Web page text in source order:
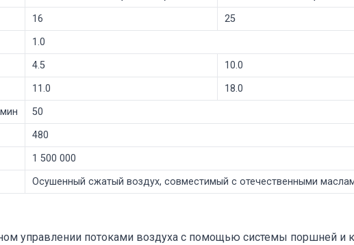
16
25
1.0
4.5
10.0
11.0
18.0
50
480
1 500 000
Осушенный сжатый воздух, совместимый с отечественными
управлении потоками воздуха с помощью системы поршней и